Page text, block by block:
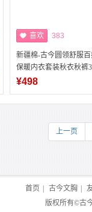
喜欢 383
新疆棉-古今圆领舒服
保暖内衣套装秋衣秋裤
¥498
上一页
首页 古今文胸
版权所有©古